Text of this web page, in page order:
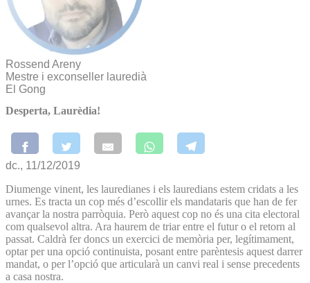
Rossend Areny
Mestre i exconseller lauredià
El Gong
Desperta, Laurèdia!
dc., 11/12/2019
Diumenge vinent, les lauredianes i els lauredians estem cridats a les
urnes. Es tracta un cop més d’escollir els mandataris que han de fer
avançar la nostra parròquia. Però aquest cop no és una cita electoral
com qualsevol altra. Ara haurem de triar entre el futur o el retorn al
passat. Caldrà fer doncs un exercici de memòria per, legítimament,
optar per una opció continuista, posant entre parèntesis aquest darrer
mandat, o per l’opció que articularà un canvi real i sense precedents
a casa nostra.